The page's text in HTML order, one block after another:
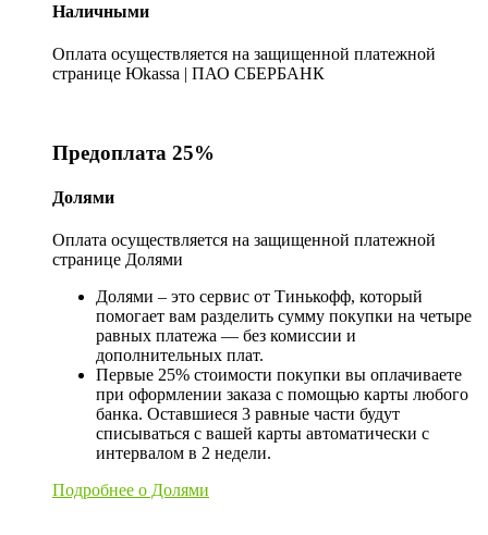
Наличными
Оплата осуществляется на защищенной платежной
странице Юkassa | ПАО СБЕРБАНК
Предоплата 25%
Долями
Оплата осуществляется на защищенной платежной
странице Долями
Долями – это сервис от Тинькофф, который
помогает вам разделить сумму покупки на четыре
равных платежа — без комиссии и
дополнительных плат.
Первые 25% стоимости покупки вы оплачиваете
при оформлении заказа с помощью карты любого
банка. Оставшиеся 3 равные части будут
списываться с вашей карты автоматически с
интервалом в 2 недели.
Подробнее о Долями